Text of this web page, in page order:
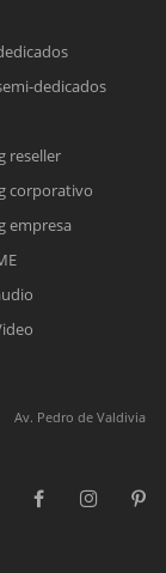
con el enlace a
a la brevedad.
el formulario
personales.
dedicados
reseller
corporativo
empresa
Av. Pedro de Valdivia